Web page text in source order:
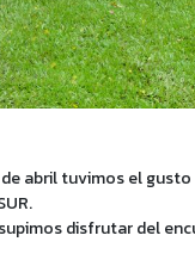
de abril tuvimos el
disfrutar del